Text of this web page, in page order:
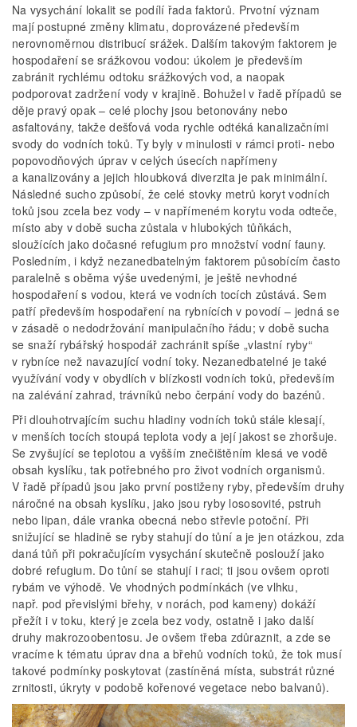
Na vysychání lokalit se podílí řada faktorů. Prvotní význam
mají postupné změny klimatu, doprovázené především
nerovnoměrnou distribucí srážek. Dalším takovým faktorem je
hospodaření se srážkovou vodou: úkolem je především
zabránit rychlému odtoku srážkových vod, a naopak
podporovat zadržení vody v krajině. Bohužel v řadě případů se
děje pravý opak – celé plochy jsou betonovány nebo
asfaltovány, takže dešťová voda rychle odtéká kanalizačními
svody do vodních toků. Ty byly v minulosti v rámci proti- nebo
popovodňových úprav v celých úsecích napřímeny
a kanalizovány a jejich hloubková diverzita je pak minimální.
Následné sucho způsobí, že celé stovky metrů koryt vodních
toků jsou zcela bez vody – v napřímeném korytu voda odteče,
místo aby v době sucha zůstala v hlubokých tůňkách,
sloužících jako dočasné refugium pro množství vodní fauny.
Posledním, i když nezanedbatelným faktorem působícím často
paralelně s oběma výše uvedenými, je ještě nevhodné
hospodaření s vodou, která ve vodních tocích zůstává. Sem
patří především hospodaření na rybnících v povodí – jedná se
v zásadě o nedodržování manipulačního řádu; v době sucha
se snaží rybářský hospodář zachránit spíše „vlastní ryby“
v rybníce než navazující vodní toky. Nezanedbatelné je také
využívání vody v obydlích v blízkosti vodních toků, především
na zalévání zahrad, trávníků nebo čerpání vody do bazénů.
Při dlouhotrvajícím suchu hladiny vodních toků stále klesají,
v menších tocích stoupá teplota vody a její jakost se zhoršuje.
Se zvyšující se teplotou a vyšším znečištěním klesá ve vodě
obsah kyslíku, tak potřebného pro život vodních organismů.
V řadě případů jsou jako první postiženy ryby, především druhy
náročné na obsah kyslíku, jako jsou ryby lososovité, pstruh
nebo lipan, dále vranka obecná nebo střevle potoční. Při
snižující se hladině se ryby stahují do tůní a je jen otázkou, zda
daná tůň při pokračujícím vysychání skutečně poslouží jako
dobré refugium. Do tůní se stahují i raci; ti jsou ovšem oproti
rybám ve výhodě. Ve vhodných podmínkách (ve vlhku,
např. pod převislými břehy, v norách, pod kameny) dokáží
přežít i v toku, který je zcela bez vody, ostatně i jako další
druhy makrozoobentosu. Je ovšem třeba zdůraznit, a zde se
vracíme k tématu úprav dna a břehů vodních toků, že tok musí
takové podmínky poskytovat (zastíněná místa, substrát různé
zrnitosti, úkryty v podobě kořenové vegetace nebo balvanů).